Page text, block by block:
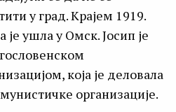
у град. Крајем 1919.
ушла у Омск. Јосип је
која је деловала
организације.